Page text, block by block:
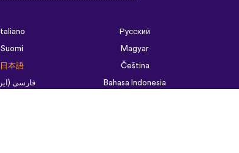
Italiano
Русский
Suomi
Magyar
日本語
Čeština
فارسی
Bahasa Indonesia